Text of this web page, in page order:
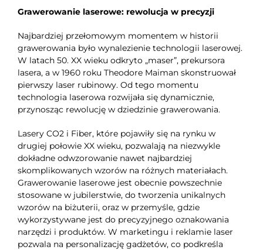
Grawerowanie laserowe: rewolucja w precyzji
Najbardziej przełomowym momentem w historii
grawerowania było wynalezienie technologii laserowej.
W latach 50. XX wieku odkryto „maser”, prekursora
lasera, a w 1960 roku Theodore Maiman skonstruował
pierwszy laser rubinowy. Od tego momentu
technologia laserowa rozwijała się dynamicznie,
przynosząc rewolucję w dziedzinie grawerowania.
Lasery CO2 i Fiber, które pojawiły się na rynku w
drugiej połowie XX wieku, pozwalają na niezwykle
dokładne odwzorowanie nawet najbardziej
skomplikowanych wzorów na różnych materiałach.
Grawerowanie laserowe jest obecnie powszechnie
stosowane w jubilerstwie, do tworzenia unikalnych
wzorów na biżuterii, oraz w przemyśle, gdzie
wykorzystywane jest do precyzyjnego oznakowania
narzędzi i produktów. W marketingu i reklamie laser
pozwala na personalizację gadżetów, co podkreśla